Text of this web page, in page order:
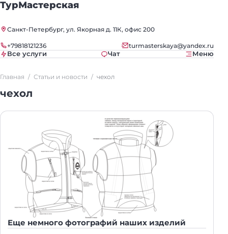
ТурМастерская
Санкт-Петербург, ул. Якорная д. 11К, офис 200
+79818121236 turmasterskaya@yandex.ru
Все услуги Чат Меню
Главная Статьи и новости чехол
чехол
Еще немного фотографий наших изделий